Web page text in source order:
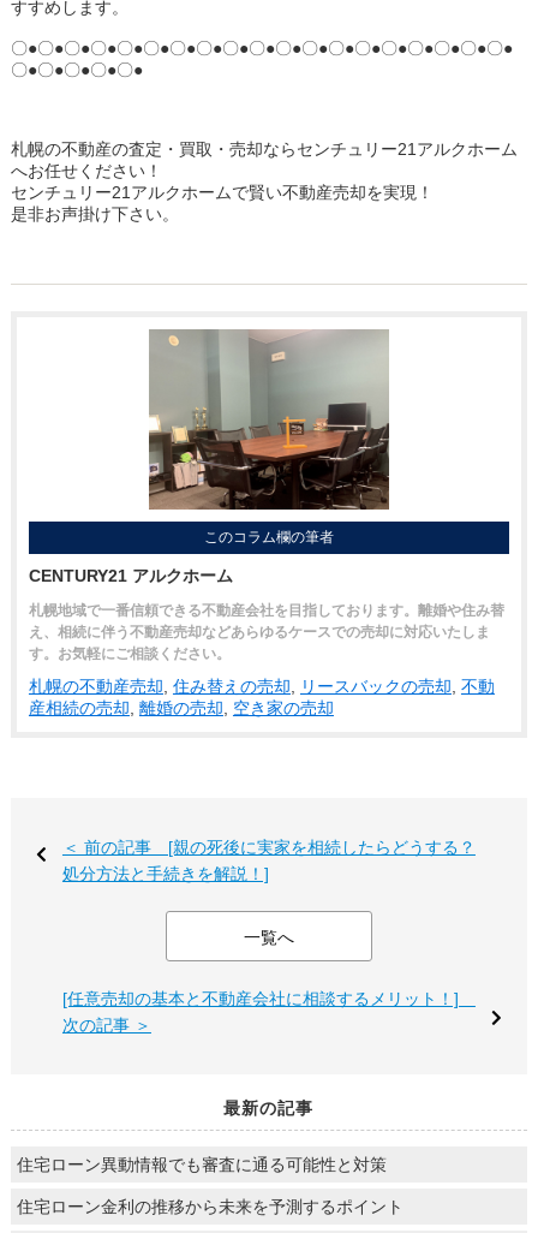
すすめします。
〇●〇●〇●〇●〇●〇●〇●〇●〇●〇●〇●〇●〇●〇●〇●〇●〇●〇●〇●
〇●〇●〇●〇●〇●
札幌の不動産の査定・買取・売却ならセンチュリー21アルクホーム
へお任せください！
センチュリー21アルクホームで賢い不動産売却を実現！
是非お声掛け下さい。
このコラム欄の筆者
CENTURY21 アルクホーム
札幌地域で一番信頼できる不動産会社を目指しております。離婚や住み替
え、相続に伴う不動産売却などあらゆるケースでの売却に対応いたしま
す。お気軽にご相談ください。
札幌の不動産売却 住み替えの売却 リースバックの売却 不動
産相続の売却 離婚の売却 空き家の売却
＜ 前の記事 [親の死後に実家を相続したらどうする？
処分方法と手続きを解説！]
一覧へ
[任意売却の基本と不動産会社に相談するメリット！]
次の記事 ＞
最新の記事
住宅ローン異動情報でも審査に通る可能性と対策
住宅ローン金利の推移から未来を予測するポイント